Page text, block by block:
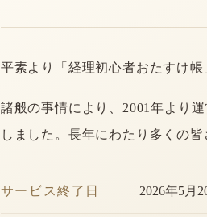
平素より「経理初心者おたすけ
諸般の事情により、2001年より
しました。長年にわたり多くの
サービス終了日 2026年5月